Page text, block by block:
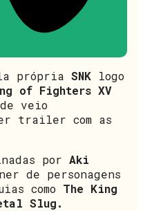
própria SNK logo
of Fighters XV
veio
trailer com as
por Aki
de personagens
como The King
Slug.